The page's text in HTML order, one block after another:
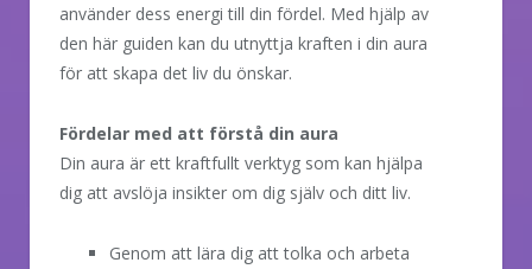
använder dess energi till din fördel. Med hjälp av
den här guiden kan du utnyttja kraften i din aura
för att skapa det liv du önskar.
Fördelar med att förstå din aura
Din aura är ett kraftfullt verktyg som kan hjälpa
dig att avslöja insikter om dig själv och ditt liv.
Genom att lära dig att tolka och arbeta